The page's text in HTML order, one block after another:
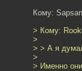
Кому:
> Кому:
>
> > А я
>
> Именно